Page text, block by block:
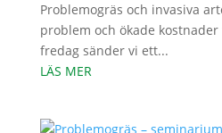
Problemogräs och invasiva
problem och ökade
fredag sänder vi ett...
LÄS MER